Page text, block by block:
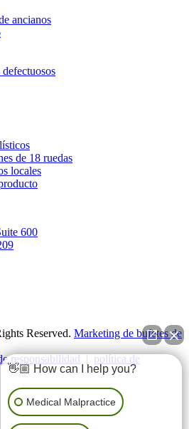
ancianos
de 18 ruedas
locales
600
Reserved. Marketing de bufetes de
responsabilidad | política de
👋🏼 How can I help you?
Medical Malpractice